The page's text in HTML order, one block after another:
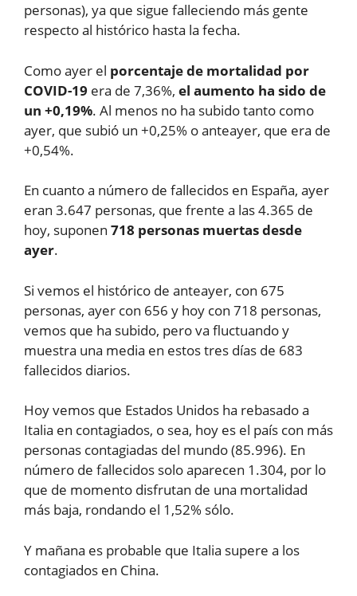
personas), ya que sigue falleciendo más gente
respecto al histórico hasta la fecha.
Como ayer el porcentaje de mortalidad por
COVID-19 era de 7,36%, el aumento ha sido de
un +0,19%. Al menos no ha subido tanto como
ayer, que subió un +0,25% o anteayer, que era de
+0,54%.
En cuanto a número de fallecidos en España, ayer
eran 3.647 personas, que frente a las 4.365 de
hoy, suponen 718 personas muertas desde
ayer.
Si vemos el histórico de anteayer, con 675
personas, ayer con 656 y hoy con 718 personas,
vemos que ha subido, pero va fluctuando y
muestra una media en estos tres días de 683
fallecidos diarios.
Hoy vemos que Estados Unidos ha rebasado a
Italia en contagiados, o sea, hoy es el país con más
personas contagiadas del mundo (85.996). En
número de fallecidos solo aparecen 1.304, por lo
que de momento disfrutan de una mortalidad
más baja, rondando el 1,52% sólo.
Y mañana es probable que Italia supere a los
contagiados en China.